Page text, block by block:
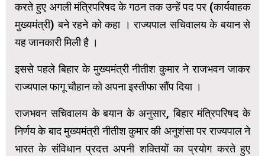
करते हुए अगली मंत्रिपरिषद के गठन तक उन्हें पद पर (कार्यवाहक
मुख्यमंत्री) बने रहने को कहा । राज्यपाल सचिवालय के बयान से
यह जानकारी मिली है ।
इससे पहले बिहार के मुख्यमंत्री नीतीश कुमार ने राजभवन जाकर
राज्यपाल फागू चौहान को अपना इस्तीफा सौंप दिया ।
राजभवन सचिवालय के बयान के अनुसार, बिहार मंत्रिपरिषद के
निर्णय के बाद मुख्यमंत्री नीतीश कुमार की अनुशंसा पर राज्यपाल ने
भारत के संविधान प्रदत्त अपनी शक्तियों का प्रयोग करते हुए